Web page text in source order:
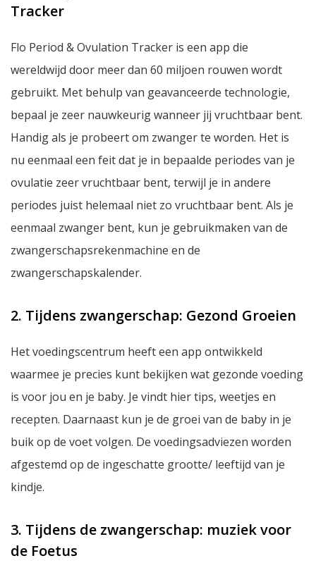
Tracker
Flo Period & Ovulation Tracker is een app die
wereldwijd door meer dan 60 miljoen rouwen wordt
gebruikt. Met behulp van geavanceerde technologie,
bepaal je zeer nauwkeurig wanneer jij vruchtbaar bent.
Handig als je probeert om zwanger te worden. Het is
nu eenmaal een feit dat je in bepaalde periodes van je
ovulatie zeer vruchtbaar bent, terwijl je in andere
periodes juist helemaal niet zo vruchtbaar bent. Als je
eenmaal zwanger bent, kun je gebruikmaken van de
zwangerschapsrekenmachine en de
zwangerschapskalender.
2. Tijdens zwangerschap: Gezond Groeien
Het voedingscentrum heeft een app ontwikkeld
waarmee je precies kunt bekijken wat gezonde voeding
is voor jou en je baby. Je vindt hier tips, weetjes en
recepten. Daarnaast kun je de groei van de baby in je
buik op de voet volgen. De voedingsadviezen worden
afgestemd op de ingeschatte grootte/ leeftijd van je
kindje.
3. Tijdens de zwangerschap: muziek voor
de Foetus